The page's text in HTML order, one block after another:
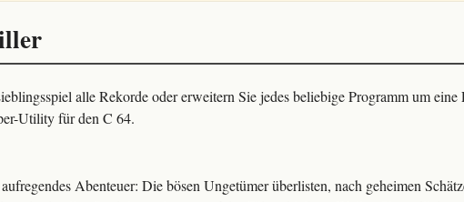
alle Rekorde oder erweitern Sie jedes beliebige Programm um eine
Utility für den C 64.
Abenteuer: Die bösen Ungetümer überlisten, nach geheimen